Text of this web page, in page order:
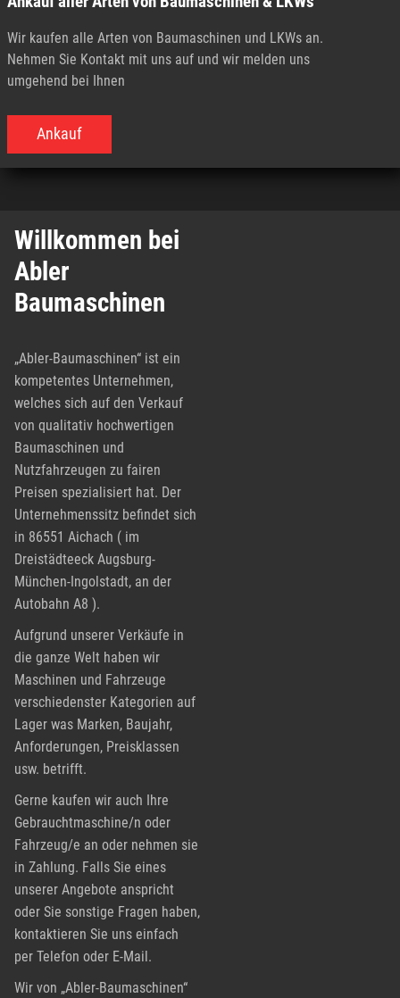
Wir kaufen alle Arten von Baumaschinen und LKWs an.
Nehmen Sie Kontakt mit uns auf und wir melden uns
umgehend bei Ihnen
Ankauf
Willkommen bei
Abler
Baumaschinen
„Abler-Baumaschinen“ ist ein
kompetentes Unternehmen,
welches sich auf den Verkauf
von qualitativ hochwertigen
Baumaschinen und
Nutzfahrzeugen zu fairen
Preisen spezialisiert hat. Der
Unternehmenssitz befindet sich
in 86551 Aichach ( im
Dreistädteeck Augsburg-
München-Ingolstadt, an der
Autobahn A8 ).
Aufgrund unserer Verkäufe in
die ganze Welt haben wir
Maschinen und Fahrzeuge
verschiedenster Kategorien auf
Lager was Marken, Baujahr,
Anforderungen, Preisklassen
usw. betrifft.
Gerne kaufen wir auch Ihre
Gebrauchtmaschine/n oder
Fahrzeug/e an oder nehmen sie
in Zahlung. Falls Sie eines
unserer Angebote anspricht
oder Sie sonstige Fragen haben,
kontaktieren Sie uns einfach
per Telefon oder E-Mail.
Wir von „Abler-Baumaschinen“